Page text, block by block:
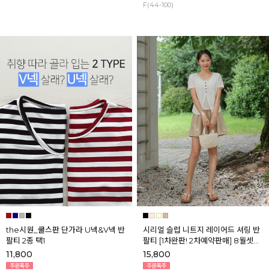
F(44-100)
the시원_쿨스판 단가라 U넥&V넥 반
팔티 2종 택1
11,800
시리얼 슬럽 니트지 레이어드 셔링 반
팔티 [1차완판! 2차예약판매] 8월셋째
주 순차배송
15,800